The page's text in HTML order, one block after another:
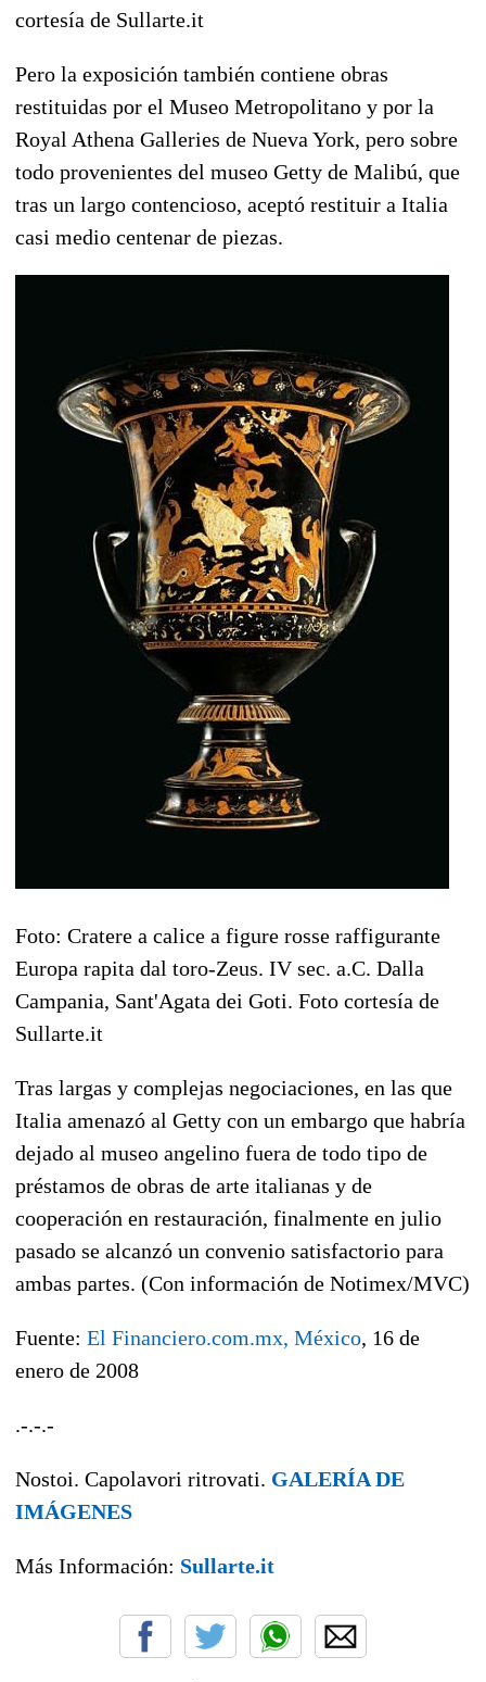
cortesía de Sullarte.it
Pero la exposición también contiene obras
restituidas por el Museo Metropolitano y por la
Royal Athena Galleries de Nueva York, pero sobre
todo provenientes del museo Getty de Malibú, que
tras un largo contencioso, aceptó restituir a Italia
casi medio centenar de piezas.
Foto: Cratere a calice a figure rosse raffigurante
Europa rapita dal toro-Zeus. IV sec. a.C. Dalla
Campania, Sant'Agata dei Goti. Foto cortesía de
Sullarte.it
Tras largas y complejas negociaciones, en las que
Italia amenazó al Getty con un embargo que habría
dejado al museo angelino fuera de todo tipo de
préstamos de obras de arte italianas y de
cooperación en restauración, finalmente en julio
pasado se alcanzó un convenio satisfactorio para
ambas partes. (Con información de Notimex/MVC)
Fuente: El Financiero.com.mx, México, 16 de
enero de 2008
.-.-.-
Nostoi. Capolavori ritrovati. GALERÍA DE
IMÁGENES
Más Información: Sullarte.it